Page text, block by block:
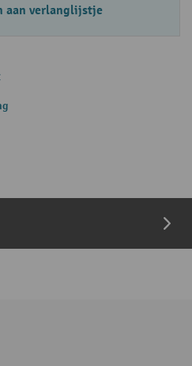
aan verlanglijstje